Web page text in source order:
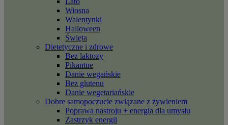
Wiosna
Walentynki
Halloween
Święta
Dietetyczne i zdrowe
Bez laktozy
Pikantne
Danie wegańskie
Bez glutenu
Danie wegetariańskie
Dobre samopoczucie związane z żywieniem
Poprawa nastroju + energia dla umysłu
Zastrzyk energii